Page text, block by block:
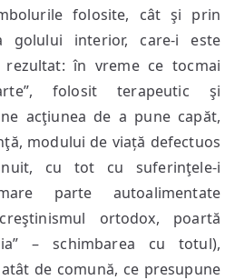
folosite, cât şi prin
golului interior, care-i este
în vreme ce tocmai
folosit terapeutic şi
acţiunea de a pune capăt,
modului de viață defectuos
cu tot cu suferinţele-i
parte autoalimentate
ortodox, poartă
– schimbarea cu totul),
de comună, ce presupune